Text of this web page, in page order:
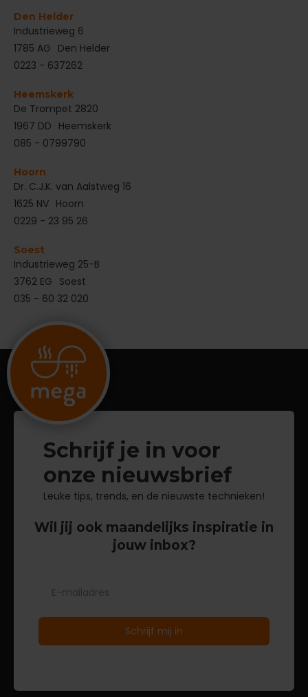
Den Helder
‌Industrieweg 6
1785 AG Den Helder
0223 - 637262
Heemskerk
De Trompet 2820
1967 DD Heemskerk
085 - 0799790
Hoorn
Dr. C.J.K. van Aalstweg 16
1625 NV Hoorn
0229 - 23 95 26
Soest
Industrieweg 25-B
3762 EG Soest
035 - 60 32 020
Schrijf je in voor
onze nieuwsbrief
Leuke tips, trends, en de nieuwste technieken!
Wil jij ook maandelijks inspiratie in
jouw inbox?